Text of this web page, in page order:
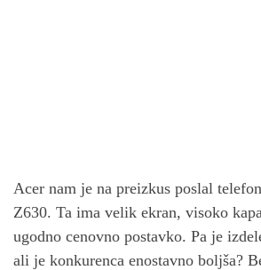
Acer nam je na preizkus poslal
Z630. Ta ima velik ekran, visoko
ugodno cenovno postavko. Pa je
ali je konkurenca enostavno boljša?